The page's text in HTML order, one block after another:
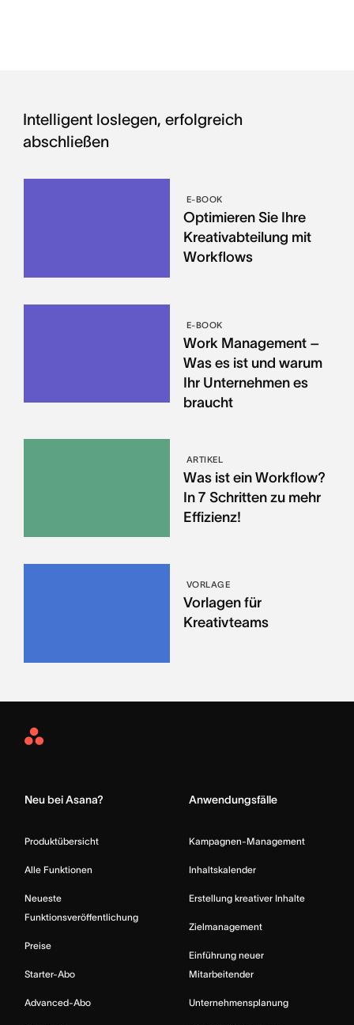
Intelligent loslegen, erfolgreich
abschließen
E-BOOK
Optimieren Sie Ihre
Kreativabteilung mit
Workflows
E-BOOK
Work Management –
Was es ist und warum
Ihr Unternehmen es
braucht
ARTIKEL
Was ist ein Workflow?
In 7 Schritten zu mehr
Effizienz!
VORLAGE
Vorlagen für
Kreativteams
Asana
Neu bei Asana?
Produktübersicht
Alle Funktionen
Neueste
Funktionsveröffentlichung
Preise
Starter-Abo
Advanced-Abo
Anwendungsfälle
Kampagnen-Management
Inhaltskalender
Erstellung kreativer Inhalte
Zielmanagement
Einführung neuer
Mitarbeitender
Unternehmensplanung